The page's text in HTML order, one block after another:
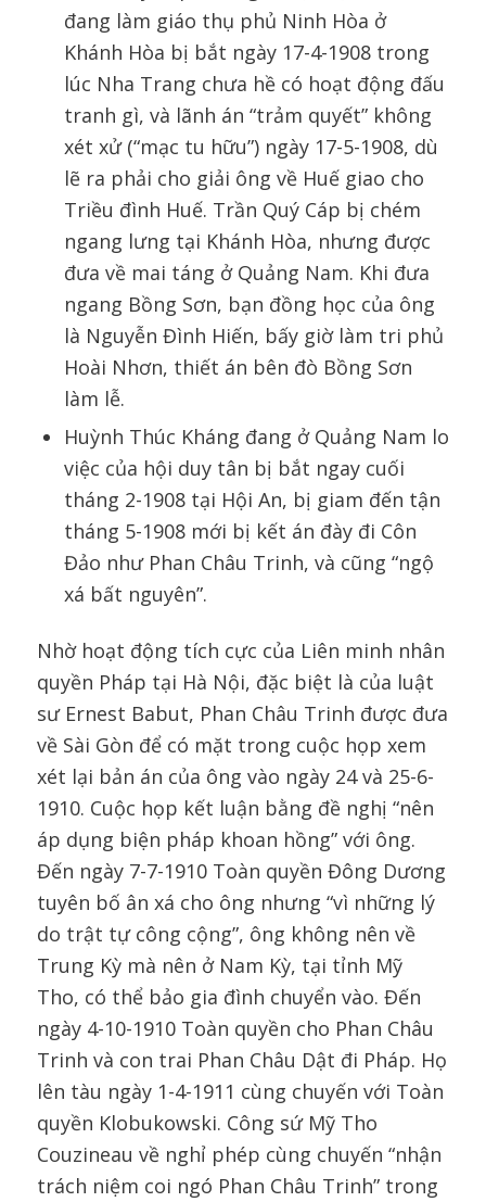
đang làm giáo thụ phủ Ninh Hòa ở
Khánh Hòa bị bắt ngày 17-4-1908 trong
lúc Nha Trang chưa hề có hoạt động đấu
tranh gì, và lãnh án “trảm quyết” không
xét xử (“mạc tu hữu”) ngày 17-5-1908, dù
lẽ ra phải cho giải ông về Huế giao cho
Triều đình Huế. Trần Quý Cáp bị chém
ngang lưng tại Khánh Hòa, nhưng được
đưa về mai táng ở Quảng Nam. Khi đưa
ngang Bồng Sơn, bạn đồng học của ông
là Nguyễn Đình Hiến, bấy giờ làm tri phủ
Hoài Nhơn, thiết án bên đò Bồng Sơn
làm lễ.
Huỳnh Thúc Kháng đang ở Quảng Nam lo
việc của hội duy tân bị bắt ngay cuối
tháng 2-1908 tại Hội An, bị giam đến tận
tháng 5-1908 mới bị kết án đày đi Côn
Đảo như Phan Châu Trinh, và cũng “ngộ
xá bất nguyên”.
Nhờ hoạt động tích cực của Liên minh nhân
quyền Pháp tại Hà Nội, đặc biệt là của luật
sư Ernest Babut, Phan Châu Trinh được đưa
về Sài Gòn để có mặt trong cuộc họp xem
xét lại bản án của ông vào ngày 24 và 25-6-
1910. Cuộc họp kết luận bằng đề nghị “nên
áp dụng biện pháp khoan hồng” với ông.
Đến ngày 7-7-1910 Toàn quyền Đông Dương
tuyên bố ân xá cho ông nhưng “vì những lý
do trật tự công cộng”, ông không nên về
Trung Kỳ mà nên ở Nam Kỳ, tại tỉnh Mỹ
Tho, có thể bảo gia đình chuyển vào. Đến
ngày 4-10-1910 Toàn quyền cho Phan Châu
Trinh và con trai Phan Châu Dật đi Pháp. Họ
lên tàu ngày 1-4-1911 cùng chuyến với Toàn
quyền Klobukowski. Công sứ Mỹ Tho
Couzineau về nghỉ phép cùng chuyến “nhận
trách niệm coi ngó Phan Châu Trinh” trong